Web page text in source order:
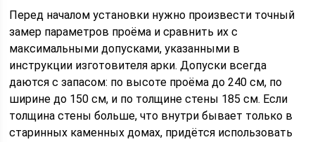
Перед началом установки нужно произвести точный
замер параметров проёма и сравнить их с
максимальными допусками, указанными в
инструкции изготовителя арки. Допуски всегда
даются с запасом: по высоте проёма до 240 см, по
ширине до 150 см, и по толщине стены 185 см. Если
толщина стены больше, что внутри бывает только в
старинных каменных домах, придётся использовать